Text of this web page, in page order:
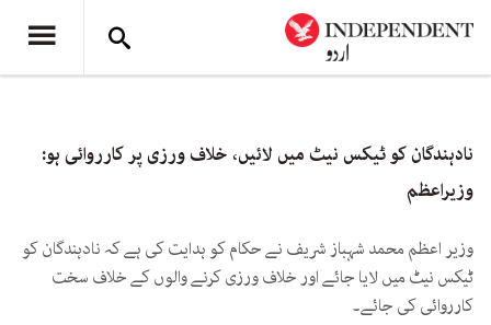
نادہندگان کو ٹیکس نیٹ میں لائیں، خلاف ورزی پر کارروائی ہو:
وزیراعظم
وزیر اعظم محمد شہباز شریف نے حکام کو ہدایت کی ہے کہ نادہندگان کو
ٹیکس نیٹ میں لایا جائے اور خلاف ورزی کرنے والوں کے خلاف سخت
کارروائی کی جائے۔